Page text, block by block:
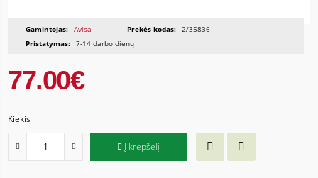
Gamintojas: Avisa Prekės kodas: 2/35836
Pristatymas: 7-14 darbo dienų
77.00€
Kiekis
Į krepšelį